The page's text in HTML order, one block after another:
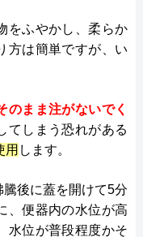
をふやかし、柔らか
方は簡単ですが、い
のまま注がないでく
てしまう恐れがある
用 します。
後に蓋を開けて5分
、便器内の水位が高
水位が普段程度かそ